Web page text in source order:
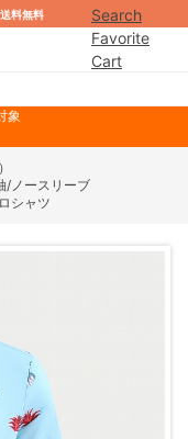
料無料
Search
Favorite
Cart
象
/ノースリーブ
シャツ